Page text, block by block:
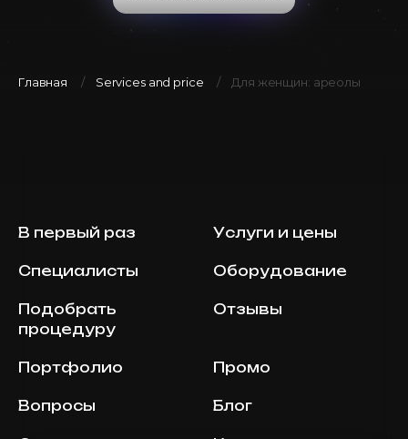
Главная Services and price Для женщин: ареолы
В первый раз Услуги и цены
Специалисты Оборудование
Подобрать
процедуру
Отзывы
Портфолио Промо
Вопросы Блог